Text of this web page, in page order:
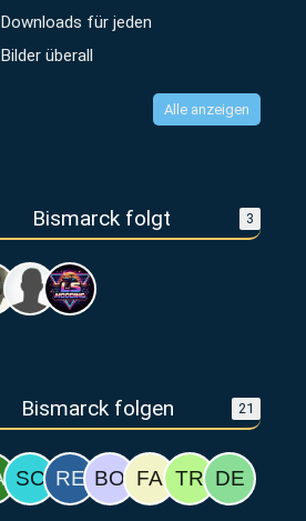
Downloads für jeden
Bilder überall
Alle anzeigen
Bismarck folgt 3
Bismarck folgen 21